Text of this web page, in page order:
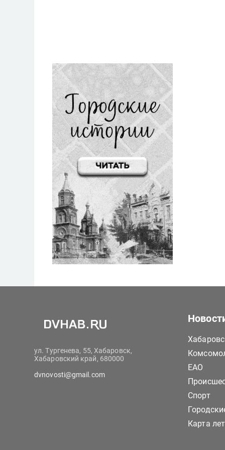
ул. Тургенева, 55, Хабаровск,
Хабаровский край, 680000
dvnovosti@gmail.com
ЕАО
Спорт
Карта